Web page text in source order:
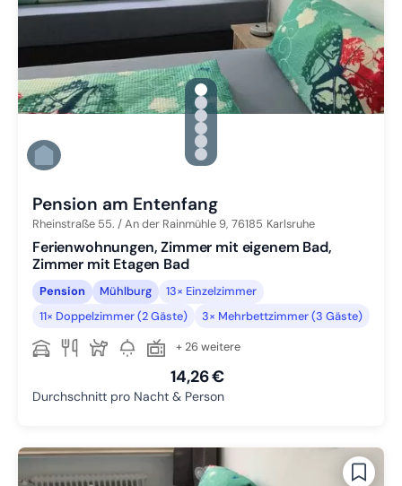
gallery.slide_selector
Zu Slide 1 wechseln
Zu Slide 2 wechseln
Zu Slide 3 wechseln
Zu Slide 4 wechseln
Zu Slide 5 wechseln
Zu Slide 6 wechseln
Pension am Entenfang
Rheinstraße 55. / An der Rainmühle 9, 76185 Karlsruhe
Ferienwohnungen, Zimmer mit eigenem Bad,
Zimmer mit Etagen Bad
Pension Mühlburg
13× Einzelzimmer
11× Doppelzimmer (2 Gäste)
3× Mehrbettzimmer (3 Gäste)
+ 26 weitere
14,26 €
Durchschnitt pro Nacht & Person